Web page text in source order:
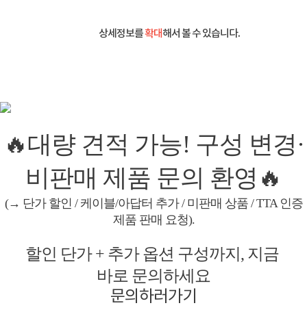
상세정보를확대해서 볼 수 있습니다.
🔥대량 견적 가능! 구성 변경·
비판매 제품 문의 환영🔥
(→ 단가 할인 / 케이블/아답터 추가 / 미판매 상품 / TTA 인증
제품 판매 요청).
할인 단가 + 추가 옵션 구성까지, 지금
바로 문의하세요
문의하러가기